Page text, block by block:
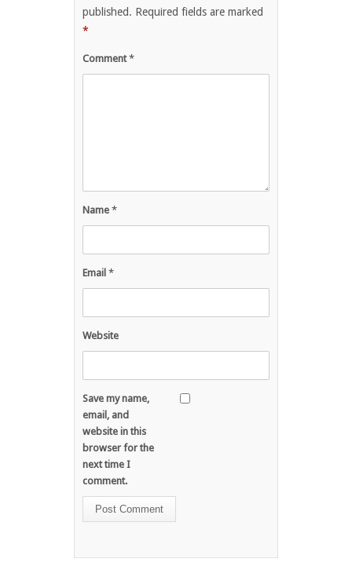
published. Required fields are marked
*
Comment*
Name *
Email *
Website
Save my name,
email, and
website in this
browser for the
next time I
comment.